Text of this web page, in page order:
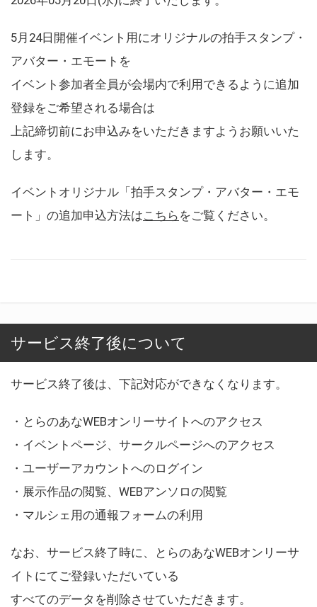
5月24日開催イベント用にオリジナルの拍手スタンプ・
アバター・エモートを
イベント参加者全員が会場内で利用できるように追加
登録をご希望される場合は
上記締切前にお申込みをいただきますようお願いいた
します。
イベントオリジナル「拍手スタンプ・アバター・エモ
ート」の追加申込方法はこちら をご覧ください。
サービス終了後について
サービス終了後は、下記対応ができなくなります。
・とらのあなWEBオンリーサイトへのアクセス
・イベントページ、サークルページへのアクセス
・ユーザーアカウントへのログイン
・展示作品の閲覧、WEBアンソロの閲覧
・マルシェ用の通報フォームの利用
なお、サービス終了時に、とらのあなWEBオンリーサ
イトにてご登録いただいている
すべてのデータを削除させていただきます。